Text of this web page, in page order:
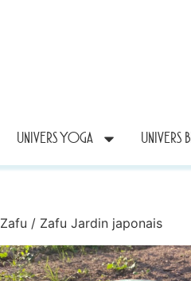
UNIVERS YOGA UNIVERS
Zafu / Zafu Jardin japonais